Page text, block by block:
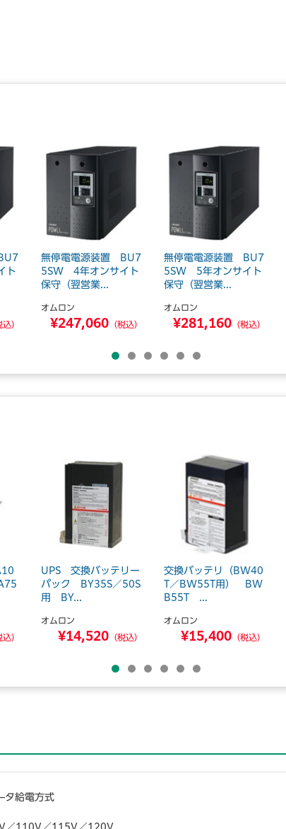
時から18時30分（祝日を除く）
ト
込）
無停電電源装置 BU7
5SW 4年オンサイト
保守（翌営業...
オムロン
¥247,060 （税込）
無停電電源装置 BU7
5SW 5年オンサイト
保守（翌営業...
オムロン
¥281,160 （税込）
込）
UPS 交換バッテリー
パック BY35S／50S
用 BY...
オムロン
¥14,520 （税込）
交換バッテリ（BW40
T／BW55T用） BW
B55T ...
オムロン
¥15,400 （税込）
タ給電方式